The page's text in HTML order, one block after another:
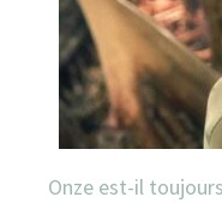
Onze est-il